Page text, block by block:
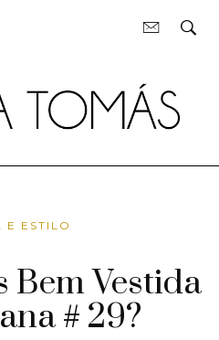
E ESTILO
Bem Vestida
# 29?